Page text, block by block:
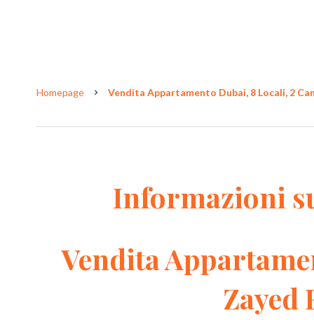
Homepage Vendita Appartamento Dubai, 8 Locali, 2
Informazioni
Vendita
Zayed